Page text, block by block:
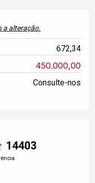
a alteração.
672,34
450.000,00
Consulte-nos
14403